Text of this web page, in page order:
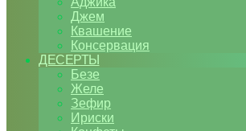
Джем
Квашение
Консервация
ДЕСЕРТЫ
Безе
Желе
Зефир
Ириски